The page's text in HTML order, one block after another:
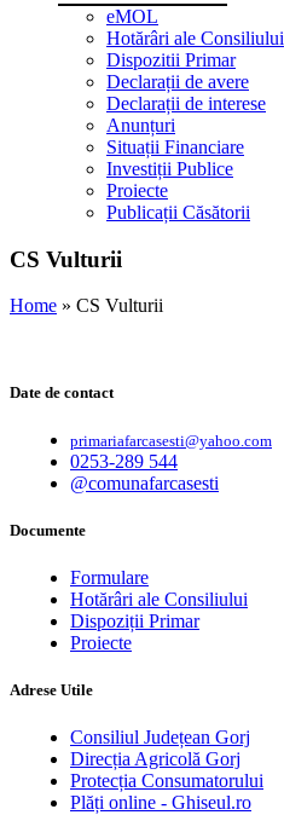
eMOL
Hotărâri ale Consiliului
Dispozitii Primar
Declarații de avere
Declarații de interese
Anunțuri
Situații Financiare
Investiții Publice
Proiecte
Publicații Căsătorii
CS Vulturii
Home » CS Vulturii
Date de contact
primariafarcasesti@yahoo.com
0253-289 544
@comunafarcasesti
Documente
Formulare
Hotărâri ale Consiliului
Dispoziții Primar
Proiecte
Adrese Utile
Consiliul Județean Gorj
Direcția Agricolă Gorj
Protecția Consumatorului
Plăți online - Ghiseul.ro